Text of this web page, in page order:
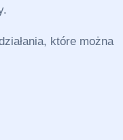
które można